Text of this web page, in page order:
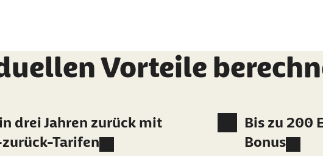
Vorteile
drei Jahren zurück mit
Tarifen
Bis zu 200
Bonus